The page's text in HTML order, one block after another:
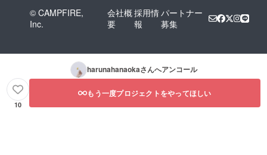
© CAMPFIRE,
Inc.
会社概
要
採用情
報
パートナー
募集
harunahanaokaさんへアンコール
10
もう一度プロジェクトをやってほしい